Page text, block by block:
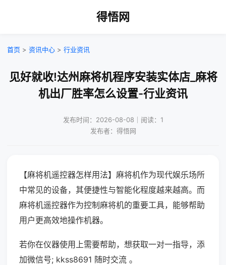
得悟网
首页 > 资讯中心 > 行业资讯
见好就收!达州麻将机程序安装实体店_麻将
机出厂胜率怎么设置-行业资讯
发布时间：2026-08-08｜阅读：1
发布者：得悟网
【麻将机遥控器怎样用法】麻将机作为现代娱乐场所
中常见的设备，其便捷性与智能化程度越来越高。而
麻将机遥控器作为控制麻将机的重要工具，能够帮助
用户更高效地操作机器。
若你在仪器使用上需要帮助，想获取一对一指导，添
加微信号; kkss8691 随时交流 。